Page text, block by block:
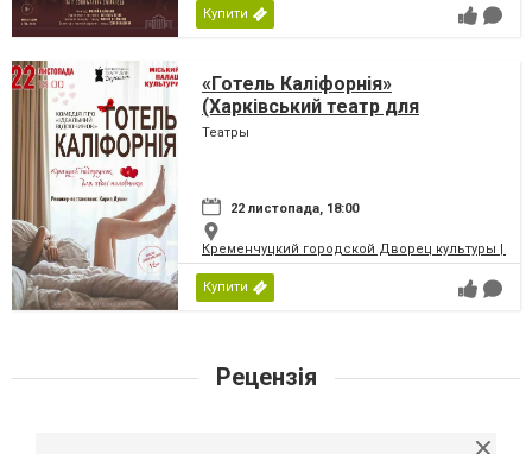
Купити
«Готель Каліфорнія»
(Харківський театр для
дорослих)
Театры
22 листопада, 18:00
Кременчуцкий городской Дворец культуры |
Купити
Рецензія